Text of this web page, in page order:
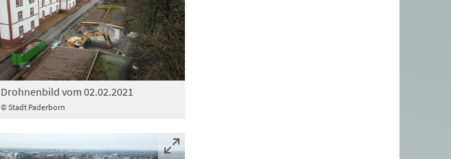
© Stadt Paderborn
Drohnenbild vom 02.02.2021